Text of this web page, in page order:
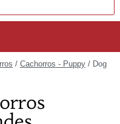
/ Cachorros - Puppy / Dog